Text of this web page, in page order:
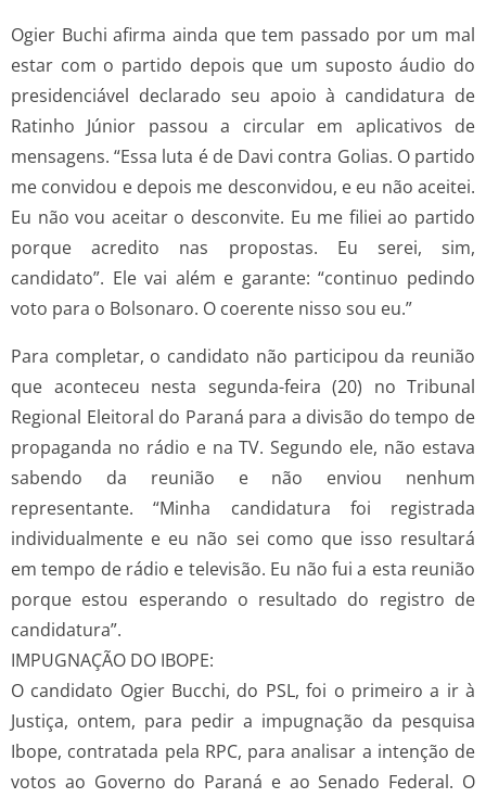
Ogier Buchi afirma ainda que tem passado por um mal
estar com o partido depois que um suposto áudio do
presidenciável declarado seu apoio à candidatura de
Ratinho Júnior passou a circular em aplicativos de
mensagens. “Essa luta é de Davi contra Golias. O partido
me convidou e depois me desconvidou, e eu não aceitei.
Eu não vou aceitar o desconvite. Eu me filiei ao partido
porque acredito nas propostas. Eu serei, sim,
candidato”. Ele vai além e garante: “continuo pedindo
voto para o Bolsonaro. O coerente nisso sou eu.”
Para completar, o candidato não participou da reunião
que aconteceu nesta segunda-feira (20) no Tribunal
Regional Eleitoral do Paraná para a divisão do tempo de
propaganda no rádio e na TV. Segundo ele, não estava
sabendo da reunião e não enviou nenhum
representante. “Minha candidatura foi registrada
individualmente e eu não sei como que isso resultará
em tempo de rádio e televisão. Eu não fui a esta reunião
porque estou esperando o resultado do registro de
candidatura”.
IMPUGNAÇÃO DO IBOPE:
O candidato Ogier Bucchi, do PSL, foi o primeiro a ir à
Justiça, ontem, para pedir a impugnação da pesquisa
Ibope, contratada pela RPC, para analisar a intenção de
votos ao Governo do Paraná e ao Senado Federal. O